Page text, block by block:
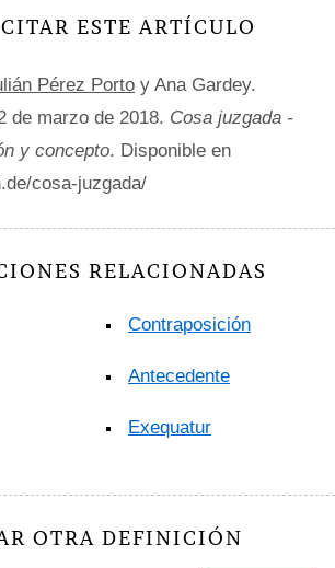
ESTE ARTÍCULO
Pérez Porto y Ana Gardey.
de marzo de 2018. Cosa juzgada -
y concepto. Disponible en
cosa-juzgada/
RELACIONADAS
Contraposición
Antecedente
Exequatur
OTRA DEFINICIÓN